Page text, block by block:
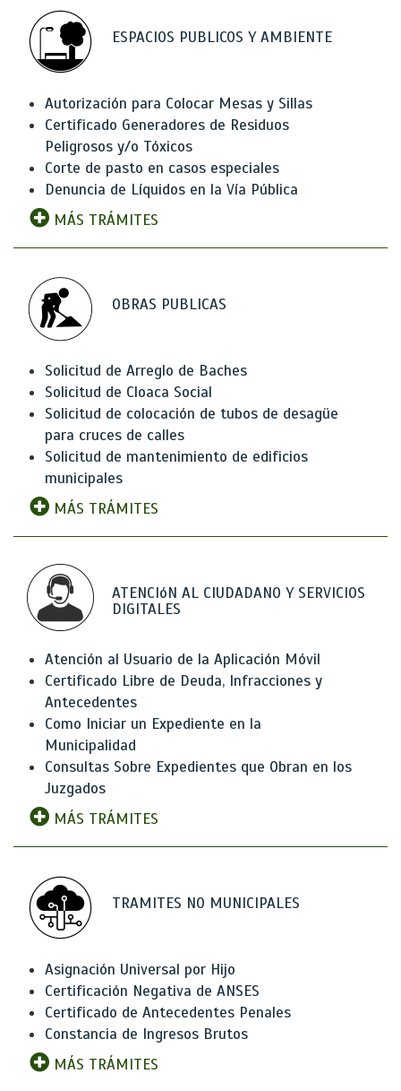
ESPACIOS PUBLICOS Y AMBIENTE
Autorización para Colocar Mesas y Sillas
Certificado Generadores de Residuos
Peligrosos y/o Tóxicos
Corte de pasto en casos especiales
Denuncia de Líquidos en la Vía Pública
MÁS TRÁMITES
OBRAS PUBLICAS
Solicitud de Arreglo de Baches
Solicitud de Cloaca Social
Solicitud de colocación de tubos de desagüe
para cruces de calles
Solicitud de mantenimiento de edificios
municipales
MÁS TRÁMITES
ATENCIóN AL CIUDADANO Y SERVICIOS
DIGITALES
Atención al Usuario de la Aplicación Móvil
Certificado Libre de Deuda, Infracciones y
Antecedentes
Como Iniciar un Expediente en la
Municipalidad
Consultas Sobre Expedientes que Obran en los
Juzgados
MÁS TRÁMITES
TRAMITES NO MUNICIPALES
Asignación Universal por Hijo
Certificación Negativa de ANSES
Certificado de Antecedentes Penales
Constancia de Ingresos Brutos
MÁS TRÁMITES